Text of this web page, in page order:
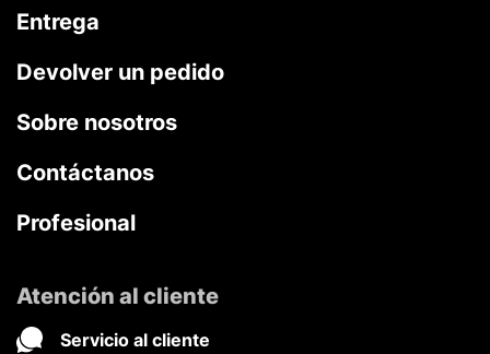
Entrega
Devolver un pedido
Sobre nosotros
Contáctanos
Profesional
Atención al cliente
Servicio al cliente